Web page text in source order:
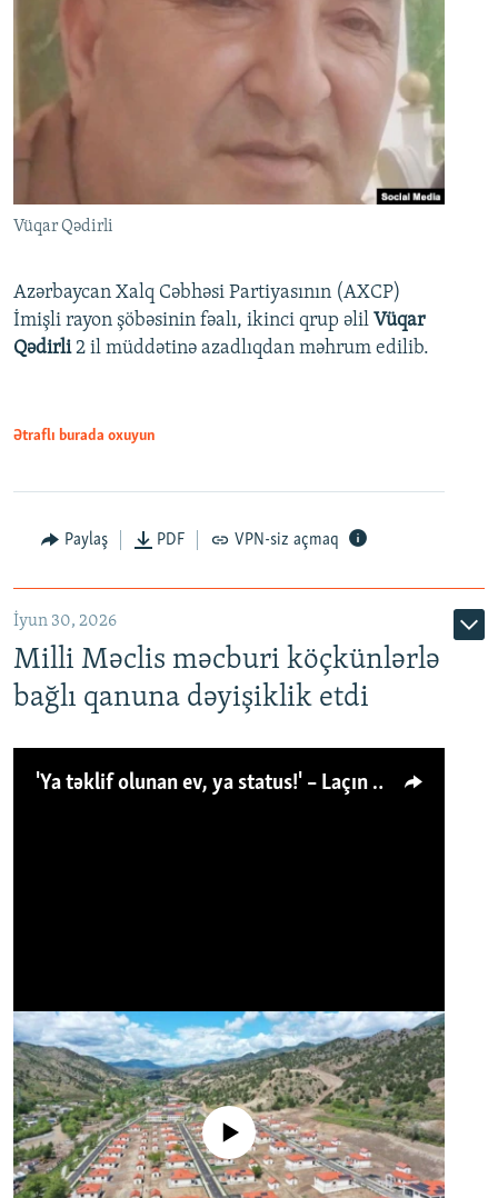
Vüqar Qədirli
Azərbaycan Xalq Cəbhəsi Partiyasının (AXCP)
İmişli rayon şöbəsinin fəalı, ikinci qrup əlil Vüqar
Qədirli2 il müddətinə azadlıqdan məhrum edilib.
Ətraflı burada oxuyun
Paylaş PDF VPN-siz açmaq
İyun 30, 2026
Milli Məclis məcburi köçkünlərlə
bağlı qanuna dəyişiklik etdi
'Ya təklif olunan ev, ya status!' – Laçın köçkünü: 'Laçından başqa heç hara!'
No media source currently available